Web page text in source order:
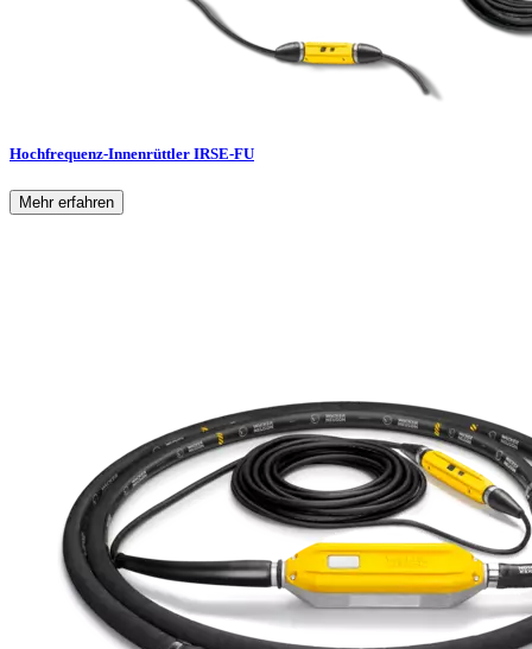
Hochfrequenz-Innenrüttler IRSE-FU
Mehr erfahren